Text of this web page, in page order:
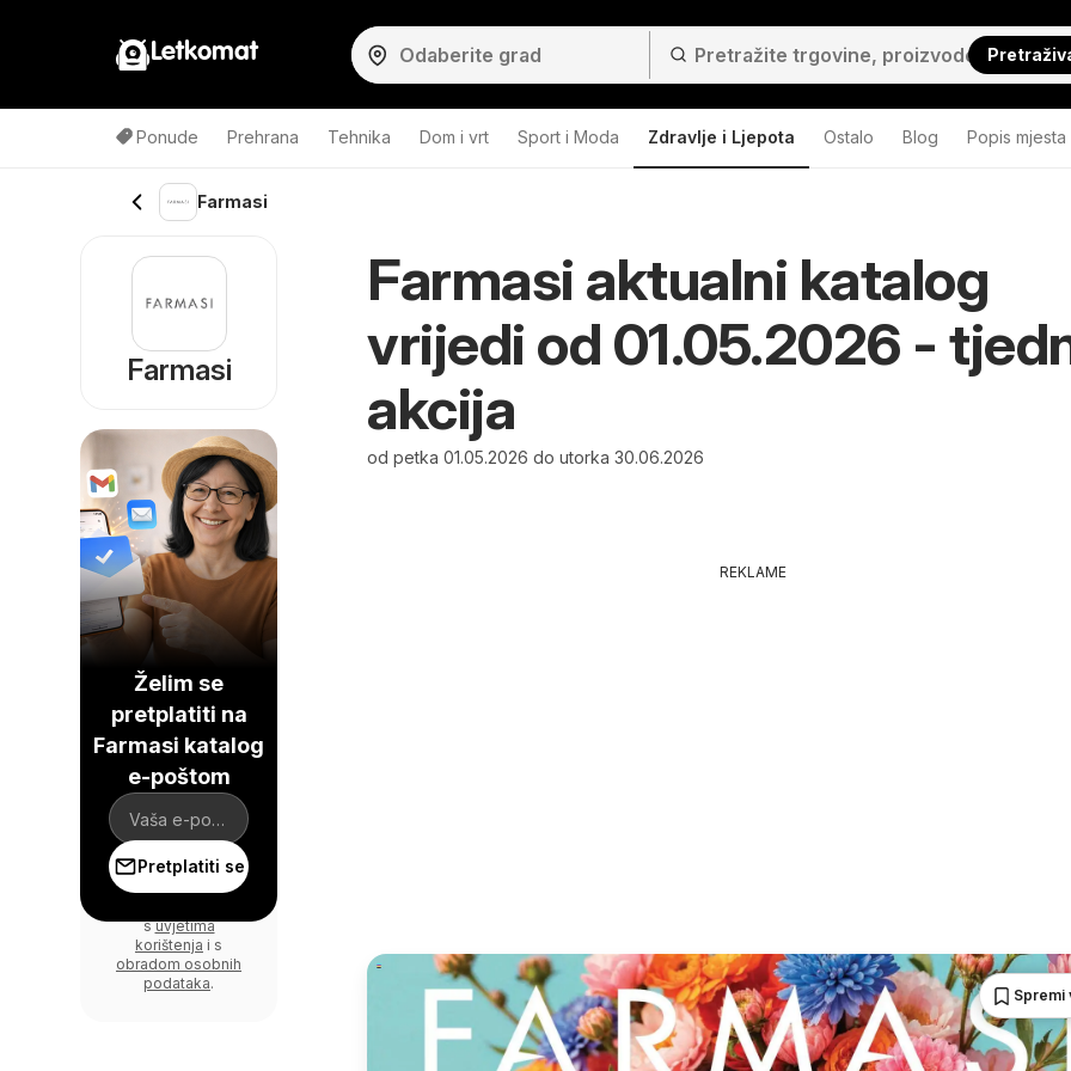
Letkomat
Ponude Prehrana Tehnika Dom i vrt Sport i Moda Zdravlje i Ljepota Ostalo Blog Popis mjesta
Farmasi
Farmasi aktualni katalog
vrijedi od 01.05.2026 -
akcija
od petka 01.05.2026 do utorka 30.06.2026
REKLAME
Spremi
Farmasi
Želim se
pretplatiti na
Farmasi katalog
e-poštom
Pretplatiti se
suvjetima
korištenja i s
obradom osobnih
podataka.